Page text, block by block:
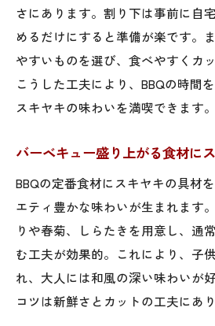
さにあります。割り下は事前に自
めるだけにすると準備が楽です。
やすいものを選び、食べやすくカ
こうした工夫により、BBQの時間
スキヤキの味わいを満喫できます。
バーベキュー盛り上がる食材に
BBQの定番食材にスキヤキの具材
エティ豊かな味わいが生まれます
りや春菊、しらたきを用意し、通
む工夫が効果的。これにより、子
れ、大人には和風の深い味わいが
コツは新鮮さとカットの工夫にあり